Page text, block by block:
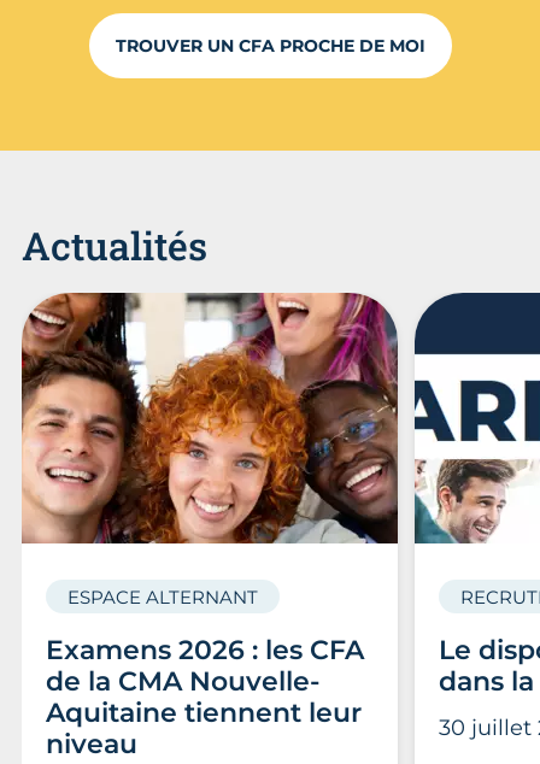
TROUVER UN CFA PROCHE DE MOI
Actualités
Examens 2026 : les CFA
de la CMA Nouvelle-
Aquitaine tiennent leur
niveau
ESPACE ALTERNANT
Le
dans
30 juillet